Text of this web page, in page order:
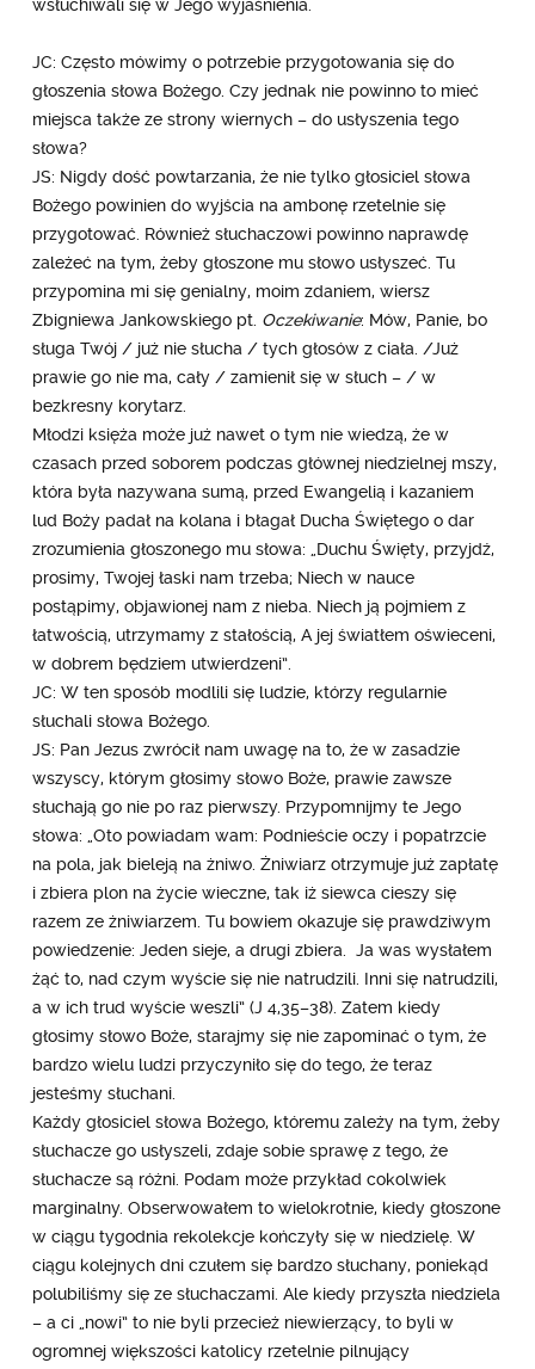
wsłuchiwali się w Jego wyjaśnienia.
JC: Często mówimy o potrzebie przygotowania się do
głoszenia słowa Bożego. Czy jednak nie powinno to mieć
miejsca także ze strony wiernych – do usłyszenia tego
słowa?
JS: Nigdy dość powtarzania, że nie tylko głosiciel słowa
Bożego powinien do wyjścia na ambonę rzetelnie się
przygotować. Również słuchaczowi powinno naprawdę
zależeć na tym, żeby głoszone mu słowo usłyszeć. Tu
przypomina mi się genialny, moim zdaniem, wiersz
Zbigniewa Jankowskiego pt. Oczekiwanie: Mów, Panie, bo
sługa Twój / już nie słucha / tych głosów z ciała. /Już
prawie go nie ma, cały / zamienił się w słuch – / w
bezkresny korytarz.
Młodzi księża może już nawet o tym nie wiedzą, że w
czasach przed soborem podczas głównej niedzielnej mszy,
która była nazywana sumą, przed Ewangelią i kazaniem
lud Boży padał na kolana i błagał Ducha Świętego o dar
zrozumienia głoszonego mu słowa: „Duchu Święty, przyjdź,
prosimy, Twojej łaski nam trzeba; Niech w nauce
postąpimy, objawionej nam z nieba. Niech ją pojmiem z
łatwością, utrzymamy z stałością, A jej światłem oświeceni,
w dobrem będziem utwierdzeni”.
JC: W ten sposób modlili się ludzie, którzy regularnie
słuchali słowa Bożego.
JS: Pan Jezus zwrócił nam uwagę na to, że w zasadzie
wszyscy, którym głosimy słowo Boże, prawie zawsze
słuchają go nie po raz pierwszy. Przypomnijmy te Jego
słowa: „Oto powiadam wam: Podnieście oczy i popatrzcie
na pola, jak bieleją na żniwo. Żniwiarz otrzymuje już zapłatę
i zbiera plon na życie wieczne, tak iż siewca cieszy się
razem ze żniwiarzem. Tu bowiem okazuje się prawdziwym
powiedzenie: Jeden sieje, a drugi zbiera.
Ja was wysłałem
żąć to, nad czym wyście się nie natrudzili. Inni się natrudzili,
a w ich trud wyście weszli” (J 4,35–38). Zatem kiedy
głosimy słowo Boże, starajmy się nie zapominać o tym, że
bardzo wielu ludzi przyczyniło się do tego, że teraz
jesteśmy słuchani.
Każdy głosiciel słowa Bożego, któremu zależy na tym, żeby
słuchacze go usłyszeli, zdaje sobie sprawę z tego, że
słuchacze są różni. Podam może przykład cokolwiek
marginalny. Obserwowałem to wielokrotnie, kiedy głoszone
w ciągu tygodnia rekolekcje kończyły się w niedzielę. W
ciągu kolejnych dni czułem się bardzo słuchany, poniekąd
polubiliśmy się ze słuchaczami. Ale kiedy przyszła niedziela
– a ci „nowi” to nie byli przecież niewierzący, to byli w
ogromnej większości katolicy rzetelnie pilnujący